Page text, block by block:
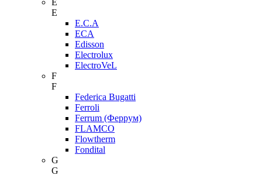
E
E
E.C.A
ECA
Edisson
Electrolux
ElectroVeL
F
F
Federica Bugatti
Ferroli
Ferrum (Феррум)
FLAMCO
Flowtherm
Fondital
G
G